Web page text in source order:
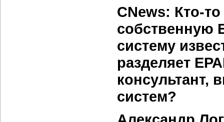
CNews: Кто-
собственную
систему
разделяет
консультант,
систем?